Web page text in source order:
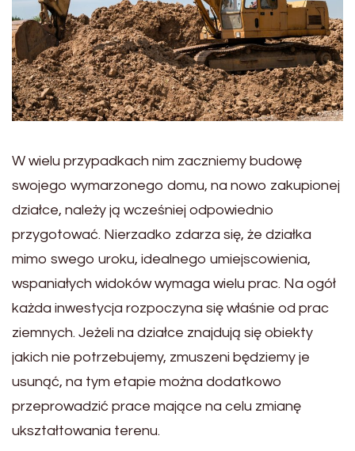
W wielu przypadkach nim zaczniemy budowę
swojego wymarzonego domu, na nowo zakupionej
działce, należy ją wcześniej odpowiednio
przygotować. Nierzadko zdarza się, że działka
mimo swego uroku, idealnego umiejscowienia,
wspaniałych widoków wymaga wielu prac. Na ogół
każda inwestycja rozpoczyna się właśnie od prac
ziemnych. Jeżeli na działce znajdują się obiekty
jakich nie potrzebujemy, zmuszeni będziemy je
usunąć, na tym etapie można dodatkowo
przeprowadzić prace mające na celu zmianę
ukształtowania terenu.